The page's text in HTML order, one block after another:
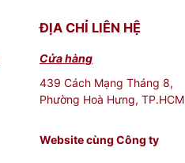
ĐỊA CHỈ LIÊN HỆ
Cửa hàng
439 Cách Mạng Tháng 8,
Phường Hoà Hưng, TP.HCM
Website cùng Công ty